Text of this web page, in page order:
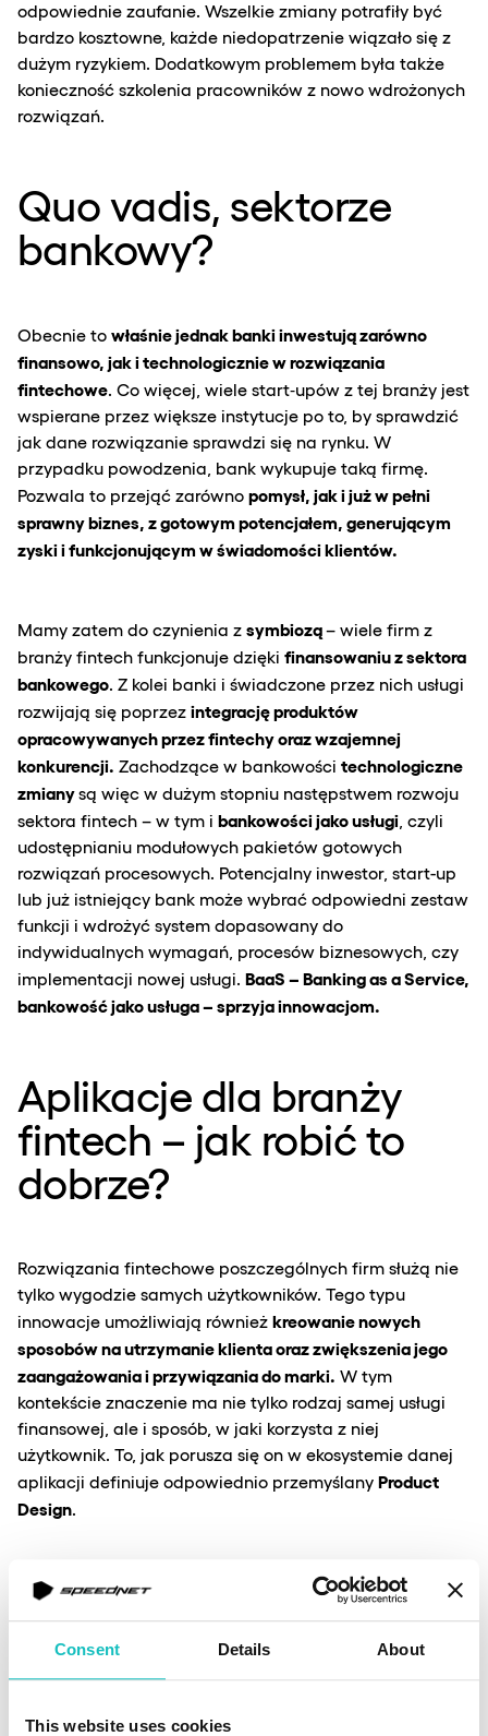
Consent Details About
This website uses cookies
odpowiednie zaufanie. Wszelkie zmiany potrafiły być
bardzo kosztowne, każde niedopatrzenie wiązało się z
dużym ryzykiem. Dodatkowym problemem była także
konieczność szkolenia pracowników z nowo wdrożonych
rozwiązań.
Quo vadis, sektorze
bankowy?
Obecnie to właśnie jednak banki inwestują zarówno
finansowo, jak i technologicznie w rozwiązania
fintechowe. Co więcej, wiele start‑upów z tej branży jest
wspierane przez większe instytucje po to, by sprawdzić
jak dane rozwiązanie sprawdzi się na rynku. W
przypadku powodzenia, bank wykupuje taką firmę.
Pozwala to przejąć zarówno pomysł, jak i już w pełni
sprawny biznes, z gotowym potencjałem, generującym
zyski i funkcjonującym w świadomości klientów.
Mamy zatem do czynienia z symbiozą– wiele firm z
branży fintech funkcjonuje dzięki finansowaniu z sektora
bankowego. Z kolei banki i świadczone przez nich usługi
rozwijają się poprzez integrację produktów
opracowywanych przez fintechy oraz wzajemnej
konkurencji. Zachodzące w bankowości technologiczne
zmianysą więc w dużym stopniu następstwem rozwoju
sektora fintech – w tym i bankowości jako usługi , czyli
udostępnianiu modułowych pakietów gotowych
rozwiązań procesowych. Potencjalny inwestor, start-up
lub już istniejący bank może wybrać odpowiedni zestaw
funkcji i wdrożyć system dopasowany do
indywidualnych wymagań, procesów biznesowych, czy
implementacji nowej usługi. BaaS – Banking as a Service,
bankowość jako usługa – sprzyja innowacjom.
Aplikacje dla branży
fintech – jak robić to
dobrze?
Rozwiązania fintechowe poszczególnych firm służą nie
tylko wygodzie samych użytkowników. Tego typu
innowacje umożliwiają również kreowanie nowych
sposobów na utrzymanie klienta oraz zwiększenia jego
zaangażowania i przywiązania do marki. W tym
kontekście znaczenie ma nie tylko rodzaj samej usługi
finansowej, ale i sposób, w jaki korzysta z niej
użytkownik. To, jak porusza się on w ekosystemie danej
aplikacji definiuje odpowiednio przemyślany Product
Design.
Odpowiednia zaprojektowana i zoptymalizowana ścieżka
użytkownika– to, na co zwracamy w Speednecie
szczególną uwagę w przypadku każdego projektu.
uzyskanym danym (np. wiedzy o tym, jakich operacji